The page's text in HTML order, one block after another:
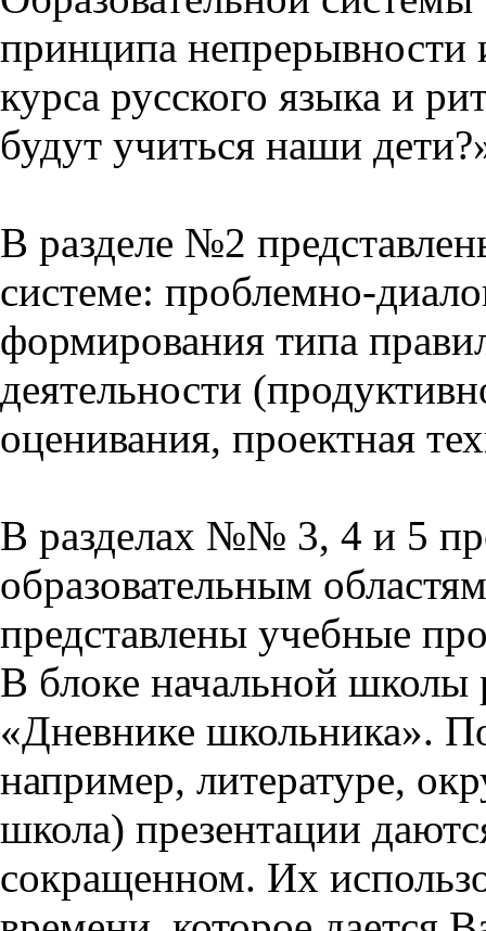
принципа непрерывности
курса русского языка и
будут учиться наши
В разделе №2
системе: проблемно-
формирования типа
деятельности
оценивания, проектная
В разделах №№ 3, 4 и 5
образовательным
представлены учебные
В блоке начальной школы
«Дневнике школьника».
например, литературе,
школа) презентации
сокращенном. Их